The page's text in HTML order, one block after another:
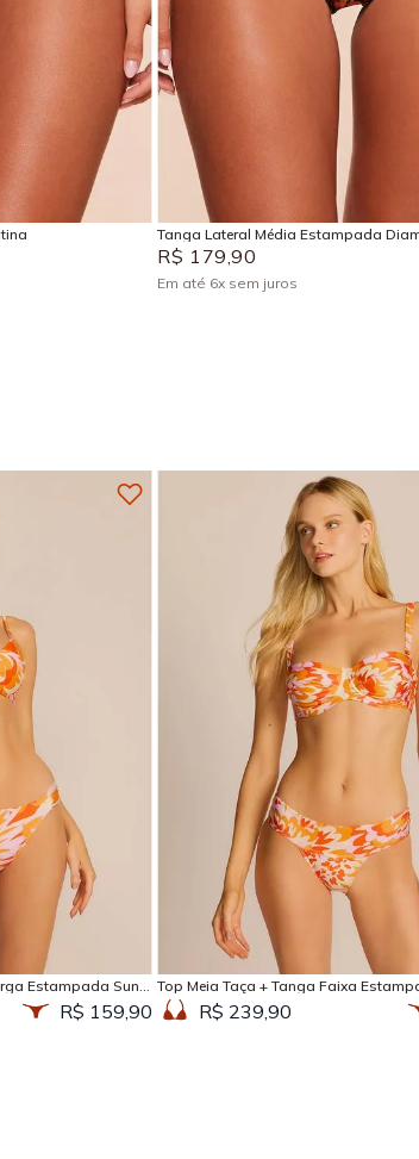
Adicionar na sacola
Tanga Lateral Média Estampada
R$ 179,90
Em até 6x sem juros
Estampada Sun
R$ 159,90
Adicionar na sacola
Top Meia Taça + Tanga Faixa
R$ 239,90